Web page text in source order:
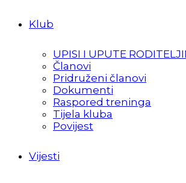
Klub
UPISI I UPUTE
Članovi
Pridruženi članovi
Dokumenti
Raspored treninga
Tijela kluba
Povijest
Vijesti